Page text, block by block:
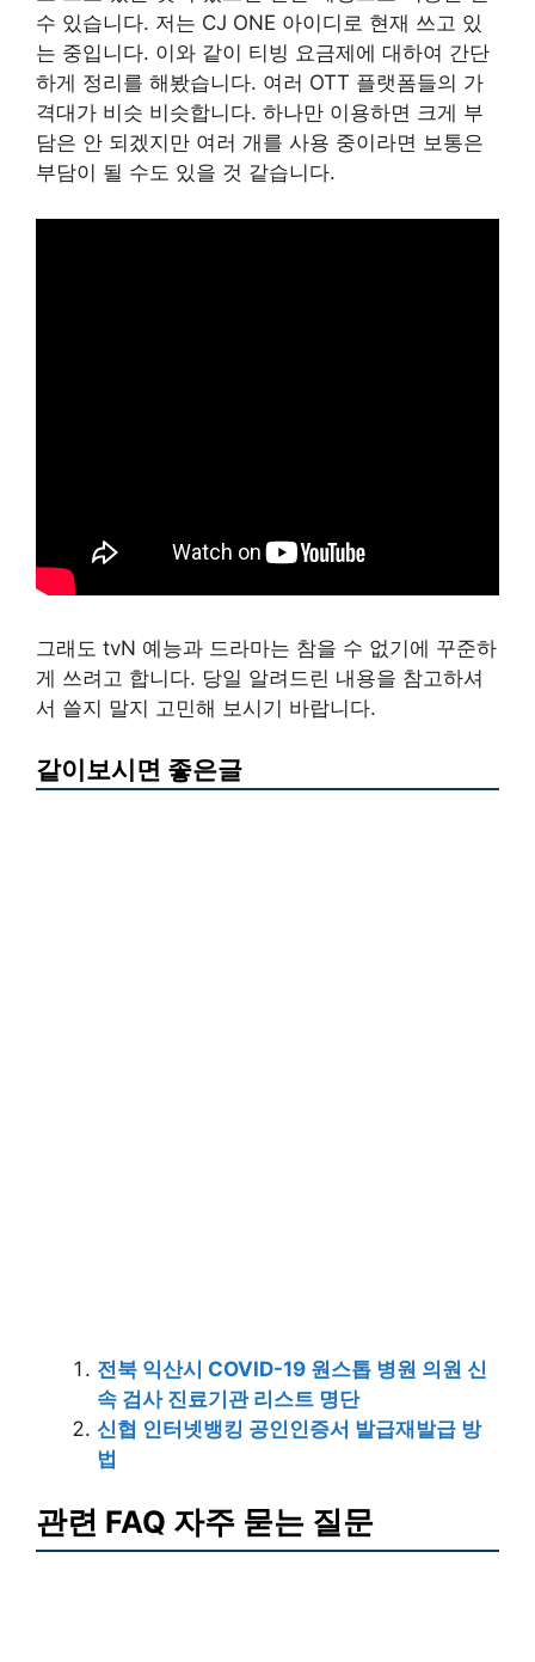
수 있습니다. 저는 CJ ONE 아이디로 현재 쓰고 있
는 중입니다. 이와 같이 티빙 요금제에 대하여 간단
하게 정리를 해봤습니다. 여러 OTT 플랫폼들의 가
격대가 비슷 비슷합니다. 하나만 이용하면 크게 부
담은 안 되겠지만 여러 개를 사용 중이라면 보통은
부담이 될 수도 있을 것 같습니다.
그래도 tvN 예능과 드라마는 참을 수 없기에 꾸준하
게 쓰려고 합니다. 당일 알려드린 내용을 참고하셔
서 쓸지 말지 고민해 보시기 바랍니다.
같이보시면 좋은글
전북 익산시 COVID-19 원스톱 병원 의원 신
속 검사 진료기관 리스트 명단
신협 인터넷뱅킹 공인인증서 발급재발급 방
법
관련 FAQ 자주 묻는 질문